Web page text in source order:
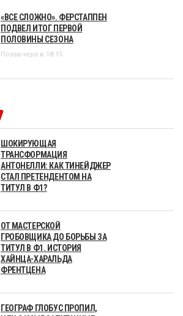
«ВСЕ СЛОЖНО». ФЕРСТАППЕН
ПОДВЕЛ ИТОГ ПЕРВОЙ
ПОЛОВИНЫ СЕЗОНА
Позавчера в 18:15
ШОКИРУЮЩАЯ
ТРАНСФОРМАЦИЯ
АНТОНЕЛЛИ: КАК ТИНЕЙДЖЕР
СТАЛ ПРЕТЕНДЕНТОМ НА
ТИТУЛ В Ф1?
ОТ МАСТЕРСКОЙ
ГРОБОВЩИКА ДО БОРЬБЫ ЗА
ТИТУЛ В Ф1. ИСТОРИЯ
ХАЙНЦА-ХАРАЛЬДА
ФРЕНТЦЕНА
ГЕОГРАФ ГЛОБУС ПРОПИЛ,